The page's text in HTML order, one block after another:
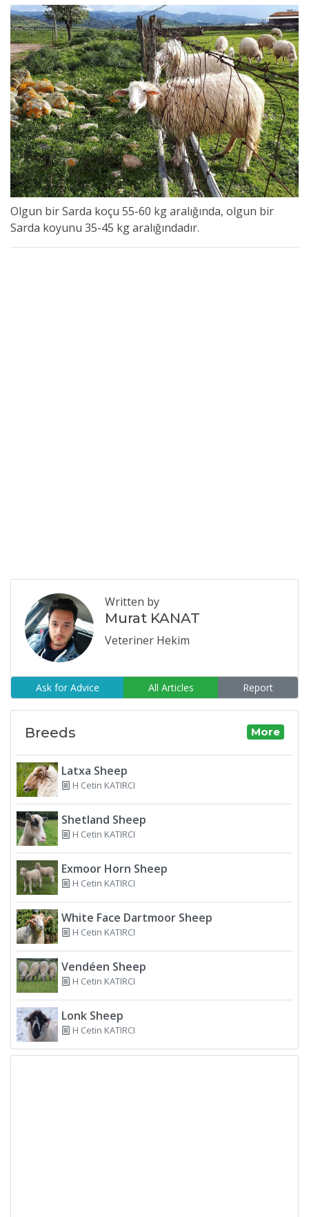
Olgun bir Sarda koçu 55-60 kg aralığında, olgun bir
Sarda koyunu 35-45 kg aralığındadır.
Written by
Murat KANAT
Veteriner Hekim
Ask for Advice All Articles Report
Breeds More
Latxa Sheep
H Cetin KATIRCI
Shetland Sheep
H Cetin KATIRCI
Exmoor Horn Sheep
H Cetin KATIRCI
White Face Dartmoor Sheep
H Cetin KATIRCI
Vendéen Sheep
H Cetin KATIRCI
Lonk Sheep
H Cetin KATIRCI